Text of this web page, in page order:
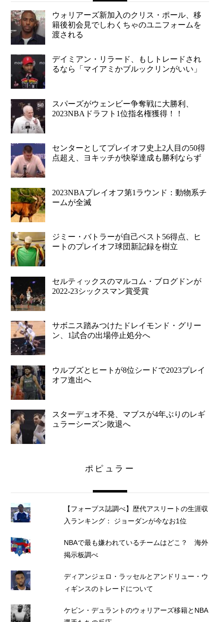
ウォリアーズ新加入のクリス・ポール、移
籍後初会見でしわくちゃのユニフォームを
渡される
デイミアン・リラード、もしトレードされ
るなら「マイアミかブルックリンがいい」
スパーズがウェンビー争奪戦に大勝利、
2023NBAドラフト1位指名権獲得！！
センターとしてプレイオフ史上2人目の50得
点超え、ヨキッチが快挙達成も勝利ならず
2023NBAプレイオフ第1ラウンド：動物系チ
ームが全滅
ジミー・バトラーが自己ベスト56得点、ヒ
ートのプレイオフ球団新記録を樹立
セルティックスのマルコム・ブログドンが
2022-23シックスマン賞受賞
サボニス踏みつけたドレイモンド・グリー
ン、1試合の出場停止処分へ
ウルブズとヒートが8位シードで2023プレイ
オフ進出へ
スターデュオ不発、マブスが4年ぶりのレギ
ュラーシーズン敗退へ
ポピュラー
【フォーブス誌調べ】歴代アスリートの生涯収
入ランキング： ジョーダンが今なお1位
NBAで最も嫌われているチームはどこ？ 海外
掲示板調べ
ディアンジェロ・ラッセルとアンドリュー・ウ
ィギンスのトレードについて
ケビン・デュラントのウォリアーズ移籍とNBA